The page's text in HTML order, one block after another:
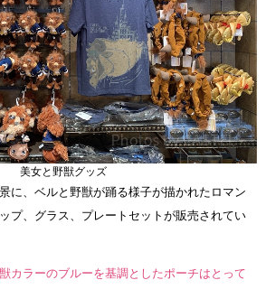
美女と野獣グッズ
に、ベルと野獣が踊る様子が描かれたロマン
プ、グラス、プレートセットが販売されてい
カラーのブルーを基調としたポーチはとって